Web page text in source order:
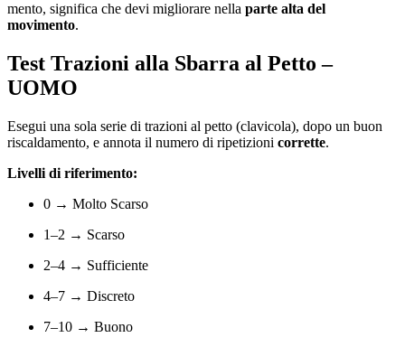
mento, significa che devi migliorare nella parte alta del
movimento.
Test Trazioni alla Sbarra al Petto –
UOMO
Esegui una sola serie di trazioni al petto (clavicola), dopo un buon
riscaldamento, e annota il numero di ripetizioni corrette.
Livelli di riferimento:
0 → Molto Scarso
1–2 → Scarso
2–4 → Sufficiente
4–7 → Discreto
7–10 → Buono